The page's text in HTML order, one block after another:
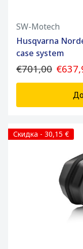
SW-Motech
Husqvarna
case system
€701,00
Скидка - 30,15 €